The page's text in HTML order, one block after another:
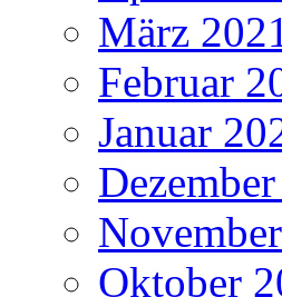
März
Februar
Januar
Oktober